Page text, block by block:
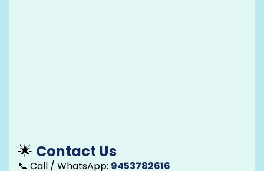
🌟 Contact Us
📞 Call / WhatsApp: 9453782616